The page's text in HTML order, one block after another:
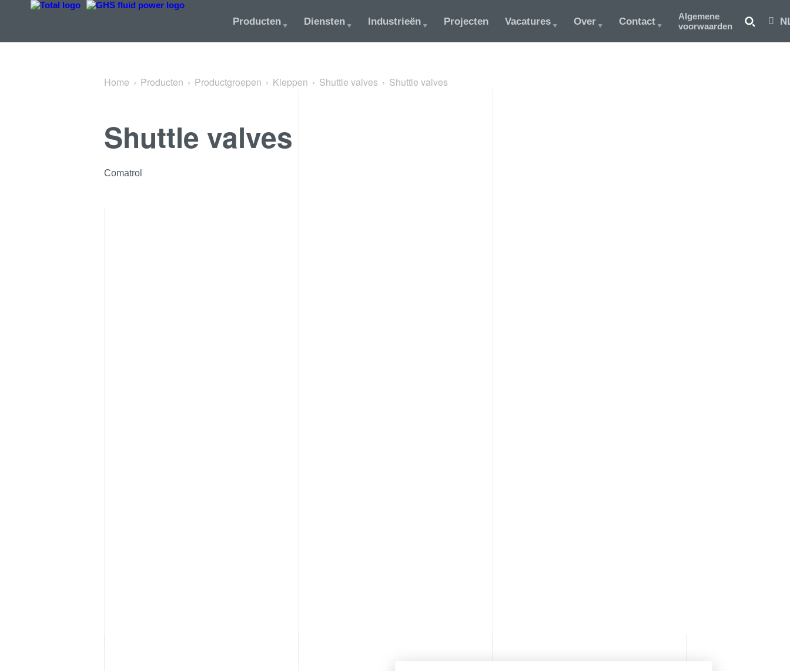
Terug naar Shuttle valves
Home Producten Productgroepen Kleppen Shuttle valves Shuttle valves
Shuttle valves
Comatrol
Producten Diensten Industrieën Projecten Vacatures Over Contact
Algemene
voorwaarden